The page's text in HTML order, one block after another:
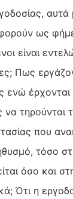
αυτά
ως
είναι
Πως
ενώ
τηρούνται
που
τόσο
όσο και
Ότι η